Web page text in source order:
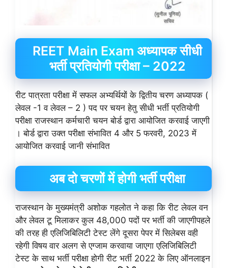
REET Main Exam अध्यापक सीधी
भर्ती प्रतियोगी परीक्षा – 2022
रीट पात्रता परीक्षा में सफल अभ्यर्थियों के द्वितीय चरण अध्यापक (
लेवल -1 व लेवल – 2 ) पद पर चयन हेतु सीधी भर्ती प्रतियोगी
परीक्षा राजस्थान कर्मचारी चयन बोर्ड द्वारा आयोजित करवाई जाएगी
। बोर्ड द्वारा उक्त परीक्षा संभावित 4 और 5 फरवरी, 2023 में
आयोजित करवाई जानी संभावित
अब दो चरणों में होगी भर्ती परीक्षा
राजस्थान के मुख्यमंत्री अशोक गहलोत ने कहा कि रीट लेवल वन
और लेवल टू मिलाकर कुल 48,000 पदों पर भर्ती की जाएगीपहले
की तरह ही एलिजिबिलिटी टेस्ट लेंगे दूसरा पेपर में सिलेबस वही
रहेगी विषय वार अलग से एग्जाम करवाया जाएगा एलिजिबिलिटी
टेस्ट के साथ भर्ती परीक्षा होगी रीट भर्ती 2022 के लिए ऑनलाइन